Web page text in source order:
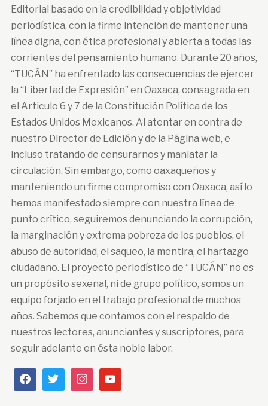
Editorial basado en la credibilidad y objetividad
periodística, con la firme intención de mantener una
línea digna, con ética profesional y abierta a todas las
corrientes del pensamiento humano. Durante 20 años,
“TUCÁN” ha enfrentado las consecuencias de ejercer
la “Libertad de Expresión” en Oaxaca, consagrada en
el Articulo 6 y 7 de la Constitución Política de los
Estados Unidos Mexicanos. Al atentar en contra de
nuestro Director de Edición y de la Página web, e
incluso tratando de censurarnos y maniatar la
circulación. Sin embargo, como oaxaqueños y
manteniendo un firme compromiso con Oaxaca, así lo
hemos manifestado siempre con nuestra línea de
punto crítico, seguiremos denunciando la corrupción,
la marginación y extrema pobreza de los pueblos, el
abuso de autoridad, el saqueo, la mentira, el hartazgo
ciudadano. El proyecto periodístico de “TUCÁN” no es
un propósito sexenal, ni de grupo político, somos un
equipo forjado en el trabajo profesional de muchos
años. Sabemos que contamos con el respaldo de
nuestros lectores, anunciantes y suscriptores, para
seguir adelante en ésta noble labor.